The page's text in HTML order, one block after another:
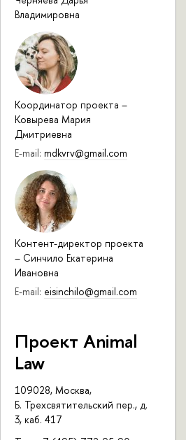
Владимировна
Координатор проекта –
Ковырева Мария
Дмитриевна
E-mail: mdkvrv@gmail.com
Контент-директор проекта
– Синчило Екатерина
Ивановна
E-mail: eisinchilo@gmail.com
Проект Animal
Law
109028, Москва,
Б. Трехсвятительский пер., д.
3, каб. 417